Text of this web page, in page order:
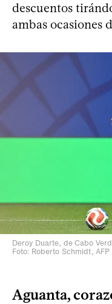
descuentos
ambas ocasiones
Deroy Duarte, de Cabo
Foto: Roberto Schmidt, AFP
Aguanta,